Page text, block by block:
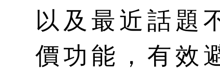
以及最近話題
價功能，有效